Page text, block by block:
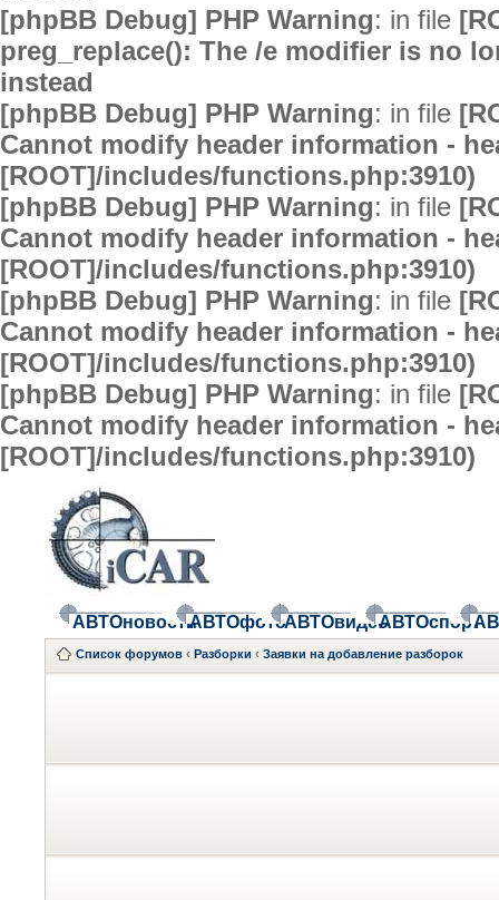
[phpBB Debug] PHP Warning: in file
preg_replace(): The /e modifier is no
instead
[phpBB Debug] PHP Warning: in file
Cannot modify header information -
[ROOT]/includes/functions.php:3910)
[phpBB Debug] PHP Warning: in file
Cannot modify header information -
[ROOT]/includes/functions.php:3910)
[phpBB Debug] PHP Warning: in file
Cannot modify header information -
[ROOT]/includes/functions.php:3910)
[phpBB Debug] PHP Warning: in file
Cannot modify header information -
[ROOT]/includes/functions.php:3910)
АВТОновостиАВТОфотоАВТОвидеоАВТОспорт
Список форумов ‹ Разборки ‹ Заявки на добавление разборок